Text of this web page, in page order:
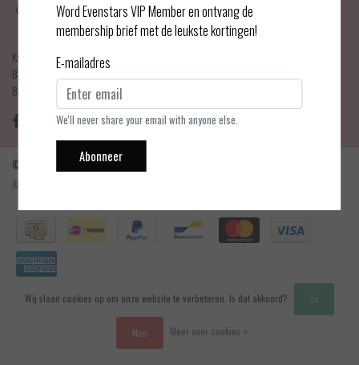
Haarlemmerdijk 21
1013 KA Amsterdam
KvK Number: 75017679
BTW-number: NL001595356B03
Bankrekening: NL75 INGB 0778 3839 97
© Copyright 2026 - Evenstars Lingerie | Realisatie
Algemene voorwaarden
Word Evenstars VIP Member en ontvang de
membership brief met de leukste kortingen!
E-mailadres
We'll never share your email with anyone else.
Abonneer
Wij slaan cookies op om onze website te verbeteren. Is dat akkoord? Ja
Nee Meer over cookies »